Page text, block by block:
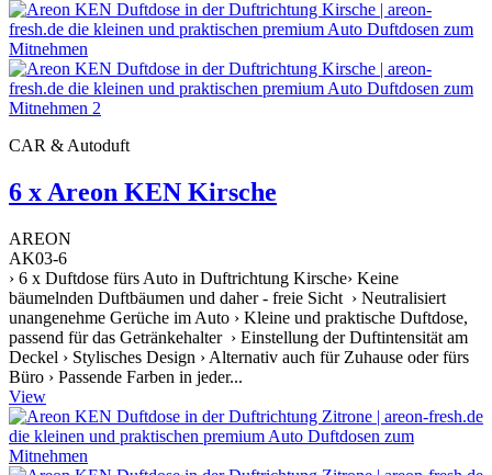
CAR & Autoduft
6 x Areon KEN Kirsche
AREON
AK03-6
› 6 x Duftdose fürs Auto in Duftrichtung Kirsche› Keine
bäumelnden Duftbäumen und daher - freie Sicht › Neutralisiert
unangenehme Gerüche im Auto › Kleine und praktische Duftdose,
passend für das Getränkehalter › Einstellung der Duftintensität am
Deckel › Stylisches Design › Alternativ auch für Zuhause oder fürs
Büro › Passende Farben in jeder...
View